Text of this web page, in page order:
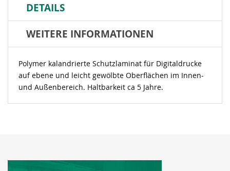
DETAILS
WEITERE INFORMATIONEN
Polymer kalandrierte Schutzlaminat für Digitaldrucke
auf ebene und leicht gewölbte Oberflächen im Innen-
und Außenbereich. Haltbarkeit ca 5 Jahre.